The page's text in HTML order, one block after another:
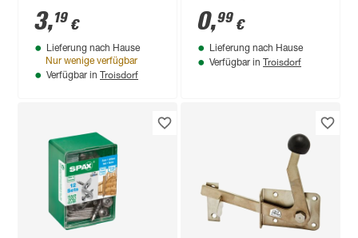
3,19 €
Lieferung nach Hause
Nur wenige verfügbar
Verfügbar in Troisdorf
Stück
0,99 €
Lieferung nach Hause
Verfügbar in Troisdorf